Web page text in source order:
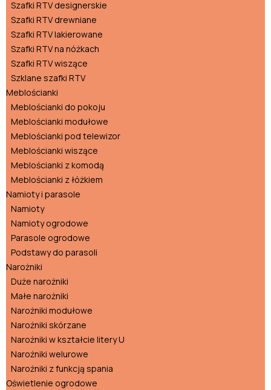
Szafki RTV designerskie
Szafki RTV drewniane
Szafki RTV lakierowane
Szafki RTV na nóżkach
Szafki RTV wiszące
Szklane szafki RTV
Meblościanki
Meblościanki do pokoju
Meblościanki modułowe
Meblościanki pod telewizor
Meblościanki wiszące
Meblościanki z komodą
Meblościanki z łóżkiem
Namioty i parasole
Namioty
Namioty ogrodowe
Parasole ogrodowe
Podstawy do parasoli
Narożniki
Duże narożniki
Małe narożniki
Narożniki modułowe
Narożniki skórzane
Narożniki w kształcie litery U
Narożniki welurowe
Narożniki z funkcją spania
Oświetlenie ogrodowe